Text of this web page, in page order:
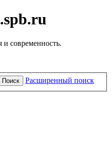
и современность.
Поиск Расширенный поиск